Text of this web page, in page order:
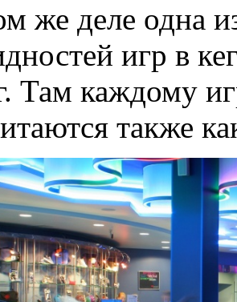
же деле одна
игр в
Там каждому
также